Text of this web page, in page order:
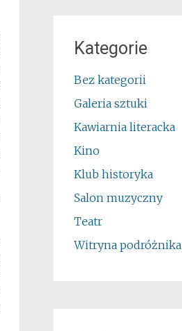
Kategorie
Bez kategorii
Galeria sztuki
Kawiarnia literacka
Kino
Klub historyka
Salon muzyczny
Teatr
Witryna podróżnika